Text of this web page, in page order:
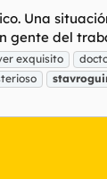
Una
gente del
exquisito